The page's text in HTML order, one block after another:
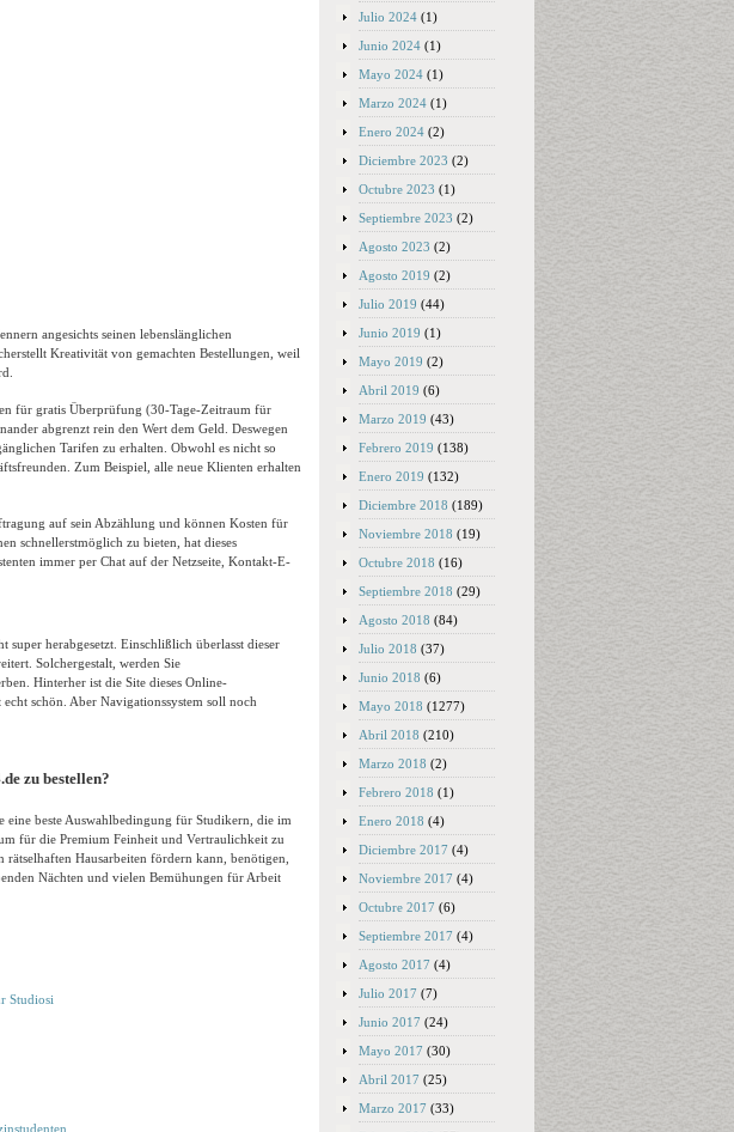
angesichts seinen lebenslänglichen
Kreativität von gemachten Bestellungen, weil
für gratis Überprüfung (30-Tage-Zeitraum für
abgrenzt rein den Wert dem Geld. Deswegen
Tarifen zu erhalten. Obwohl es nicht so
Zum Beispiel, alle neue Klienten erhalten
auf sein Abzählung und können Kosten für
schnellerstmöglich zu bieten, hat dieses
immer per Chat auf der Netzseite, Kontakt-E-
herabgesetzt. Einschlißlich überlasst dieser
Solchergestalt, werden Sie
Hinterher ist die Site dieses Online-
schön. Aber Navigationssystem soll noch
zu bestellen?
eine beste Auswahlbedingung für Studikern, die im
für die Premium Feinheit und Vertraulichkeit zu
Hausarbeiten fördern kann, benötigen,
Nächten und vielen Bemühungen für Arbeit
Studiosi
Julio 2024 (1)
Junio 2024 (1)
Mayo 2024 (1)
Marzo 2024 (1)
Enero 2024 (2)
Diciembre 2023 (2)
Octubre 2023 (1)
Septiembre 2023 (2)
Agosto 2023 (2)
Agosto 2019 (2)
Julio 2019 (44)
Junio 2019 (1)
Mayo 2019 (2)
Abril 2019 (6)
Marzo 2019 (43)
Febrero 2019 (138)
Enero 2019 (132)
Diciembre 2018 (189)
Noviembre 2018 (19)
Octubre 2018 (16)
Septiembre 2018 (29)
Agosto 2018 (84)
Julio 2018 (37)
Junio 2018 (6)
Mayo 2018 (1277)
Abril 2018 (210)
Marzo 2018 (2)
Febrero 2018 (1)
Enero 2018 (4)
Diciembre 2017 (4)
Noviembre 2017 (4)
Octubre 2017 (6)
Septiembre 2017 (4)
Agosto 2017 (4)
Julio 2017 (7)
Junio 2017 (24)
Mayo 2017 (30)
Abril 2017 (25)
Marzo 2017 (33)